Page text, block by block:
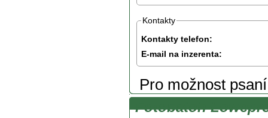
Kontakty
Kontakty telefon:
E-mail na inzerenta:
Pro možnost
Fotobatoh